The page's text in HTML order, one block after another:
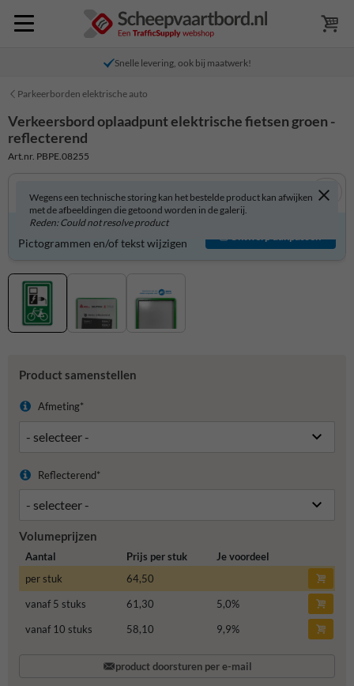
Snelle levering, ook bij maatwerk!
Parkeerborden elektrische auto
Verkeersbord oplaadpunt elektrische fietsen groen -
reflecterend
Art.nr. PBPE.08255
Wegens een technische storing kan het bestelde product kan afwijken
met de afbeeldingen die getoond worden in de galerij.
Reden: Could not resolve product
Verkeersbord zelf aanpassen?
Pictogrammen en/of tekst wijzigen
Ontwerp aanpassen
Product samenstellen
Afmeting*
Reflecterend*
Volumeprijzen
Aantal Prijs per stuk
Je voordeel
per stuk
64,50
vanaf 5 stuks
61,30 5,0%
vanaf 10 stuks
58,10 9,9%
product doorsturen per e-mail